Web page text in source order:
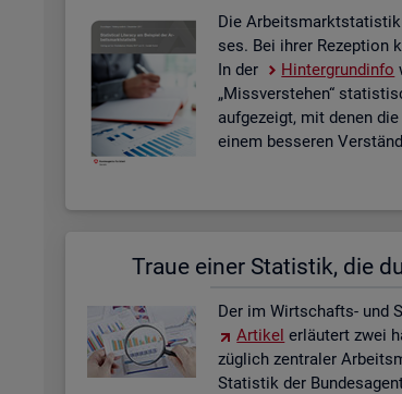
Die
ses. Bei ihrer Re­zep­ti­on
In der
Hin­ter­grund­in­fo
„Miss­ver­ste­hen“
auf­ge­zeigt, mit denen
einem bes­se­ren
Traue einer Sta­tis­tik, die
Der im Wirt­schafts- und
Ar­ti­kel er­läu­tert zwei
züg­lich zen­tra­ler
Sta­tis­tik der